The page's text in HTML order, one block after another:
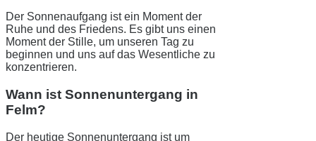
Der Sonnenaufgang ist ein Moment der
Ruhe und des Friedens. Es gibt uns einen
Moment der Stille, um unseren Tag zu
beginnen und uns auf das Wesentliche zu
konzentrieren.
Wann ist Sonnenuntergang in
Felm?
Der heutige Sonnenuntergang ist um